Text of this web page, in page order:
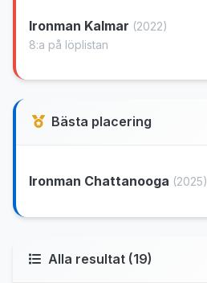
Ironman Kalmar (2022)
8:a på löplistan
Bästa placering
Ironman Chattanooga (2025)
Alla resultat (19)